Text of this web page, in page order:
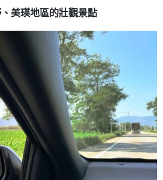
美瑛地區的壯觀景點